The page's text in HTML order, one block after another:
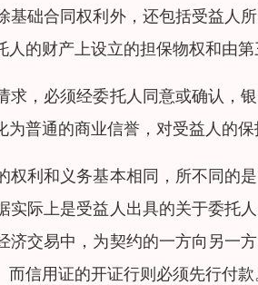
基础合同权利外，还包括受益人
的财产上设立的担保物权和由
求，必须经委托人同意或确认，
普通的商业信誉，对受益人的
权利和义务基本相同，所不同的
实际上是受益人出具的关于委托
济交易中，为契约的一方向另一
信用证的开证行则必须先行付款